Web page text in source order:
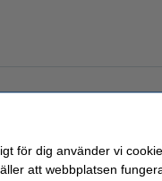
Varumärke:
för dig använder vi
att webbplatsen